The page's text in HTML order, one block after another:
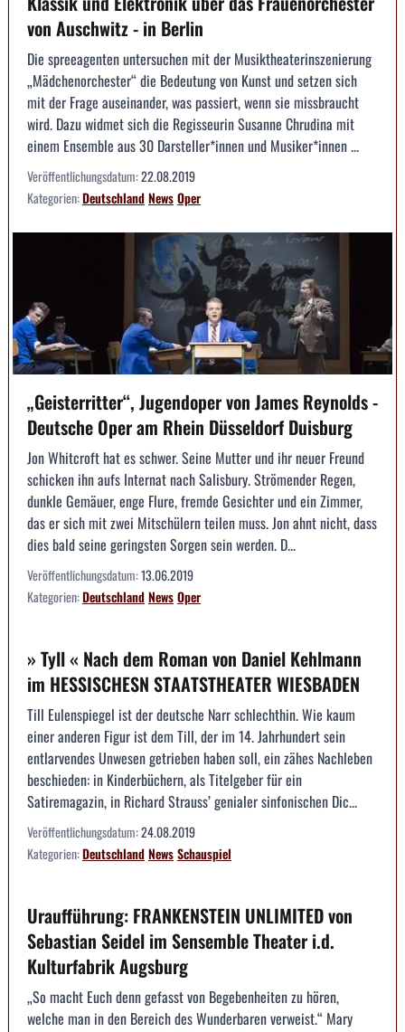
von Auschwitz - in Berlin
Die spreeagenten untersuchen mit der Musiktheaterinszenierung
„Mädchenorchester“ die Bedeutung von Kunst und setzen sich
mit der Frage auseinander, was passiert, wenn sie missbraucht
wird. Dazu widmet sich die Regisseurin Susanne Chrudina mit
einem Ensemble aus 30 Darsteller*innen und Musiker*innen ...
Veröffentlichungsdatum:22.08.2019
Kategorien:DeutschlandNewsOper
„Geisterritter“, Jugendoper von James Reynolds -
Deutsche Oper am Rhein Düsseldorf Duisburg
Jon Whitcroft hat es schwer. Seine Mutter und ihr neuer Freund
schicken ihn aufs Internat nach Salisbury. Strömender Regen,
dunkle Gemäuer, enge Flure, fremde Gesichter und ein Zimmer,
das er sich mit zwei Mitschülern teilen muss. Jon ahnt nicht, dass
dies bald seine geringsten Sorgen sein werden. D...
Veröffentlichungsdatum:13.06.2019
Kategorien:DeutschlandNewsOper
» Tyll « Nach dem Roman von Daniel Kehlmann
im HESSISCHESN STAATSTHEATER WIESBADEN
Till Eulenspiegel ist der deutsche Narr schlechthin. Wie kaum
einer anderen Figur ist dem Till, der im 14. Jahrhundert sein
entlarvendes Unwesen getrieben haben soll, ein zähes Nachleben
beschieden: in Kinderbüchern, als Titelgeber für ein
Satiremagazin, in Richard Strauss’ genialer sinfonischen Dic...
Veröffentlichungsdatum:24.08.2019
Kategorien:DeutschlandNewsSchauspiel
Uraufführung: FRANKENSTEIN UNLIMITED von
Sebastian Seidel im Sensemble Theater i.d.
Kulturfabrik Augsburg
„So macht Euch denn gefasst von Begebenheiten zu hören,
welche man in den Bereich des Wunderbaren verweist.“ Mary